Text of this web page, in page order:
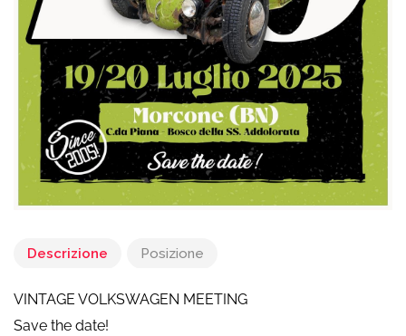
Descrizione Posizione
VINTAGE VOLKSWAGEN MEETING
Save the date!